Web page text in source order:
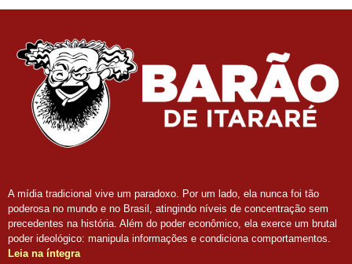
A mídia tradicional vive um paradoxo. Por um lado, ela nunca foi tão
poderosa no mundo e no Brasil, atingindo níveis de concentração sem
precedentes na história. Além do poder econômico, ela exerce um brutal
poder ideológico: manipula informações e condiciona comportamentos.
Leia na íntegra